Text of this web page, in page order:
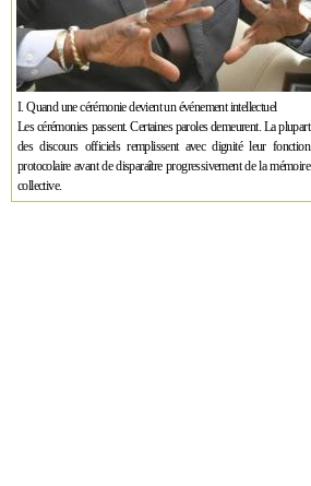
I. Quand une cérémonie devient un événement intellectuel
Les cérémonies passent. Certaines paroles demeurent. La plupart
des discours officiels remplissent avec dignité leur fonction
protocolaire avant de disparaître progressivement de la mémoire
collective.